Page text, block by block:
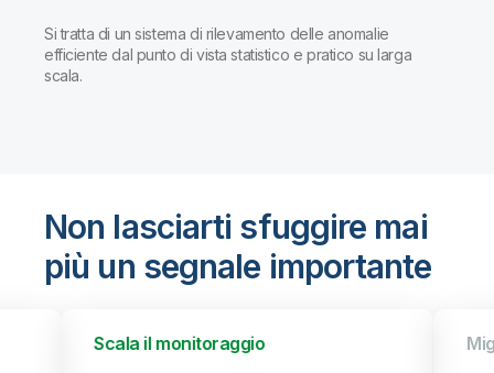
Si tratta di un sistema di rilevamento delle anomalie
efficiente dal punto di vista statistico e pratico su larga
scala.
Non lasciarti sfuggire mai
più un segnale importante
Scala il monitoraggio